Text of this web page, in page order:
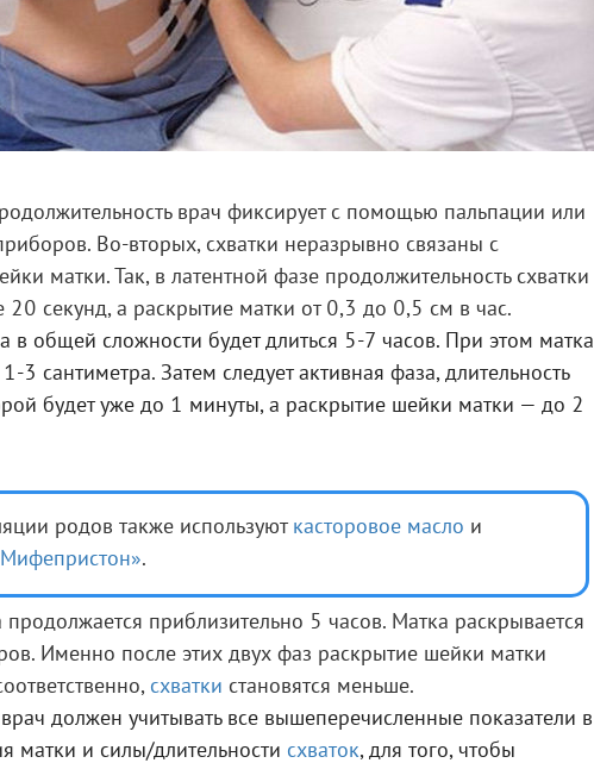
врач фиксирует с помощью пальпации или
Во-вторых, схватки неразрывно связаны с
матки. Так, в латентной фазе продолжительность схватки
20 секунд, а раскрытие матки от 0,3 до 0,5 см в час.
в общей сложности будет длиться 5-7 часов. При этом матка
3 сантиметра. Затем следует активная фаза, длительность
будет уже до 1 минуты, а раскрытие шейки матки — до 2
родов также используют касторовое масло и
.
продолжается приблизительно 5 часов. Матка раскрывается
Именно после этих двух фаз раскрытие шейки матки
схватки становятся меньше.
должен учитывать все вышеперечисленные показатели в
матки и силы/длительности схваток, для того, чтобы